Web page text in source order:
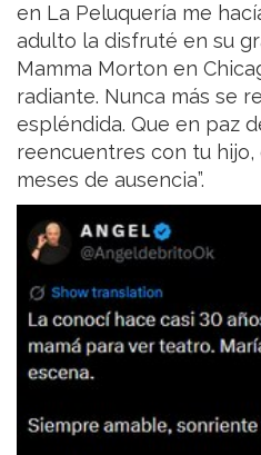
en La Peluquería me
adulto la disfruté en su
Mamma Morton en
radiante. Nunca más se
espléndida. Que en paz
reencuentres con tu
meses de ausencia”.